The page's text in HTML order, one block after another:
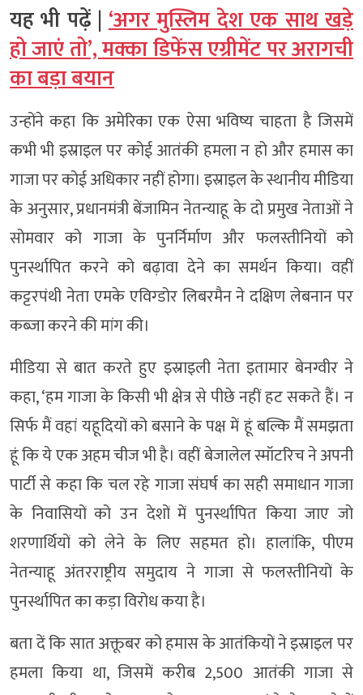
यह भी पढ़ें |‘अगर मुस्लिम देश एक साथ खड़े
हो जाएं तो’, मक्का डिफेंस एग्रीमेंट पर अरागची
का बड़ा बयान
उन्होंने कहा कि अमेरिका एक ऐसा भविष्य चाहता है जिसमें
कभी भी इस्राइल पर कोई आतंकी हमला न हो और हमास का
गाजा पर कोई अधिकार नहीं होगा। इस्राइल के स्थानीय मीडिया
के अनुसार, प्रधानमंत्री बेंजामिन नेतन्याहू के दो प्रमुख नेताओं ने
सोमवार को गाजा के पुनर्निर्माण और फलस्तीनियों को
पुनर्स्थापित करने को बढ़ावा देने का समर्थन किया। वहीं
कट्टरपंथी नेता एमके एविग्डोर लिबरमैन ने दक्षिण लेबनान पर
कब्जा करने की मांग की।
मीडिया से बात करते हुए इस्राइली नेता इतामार बेनग्वीर ने
कहा, ‘हम गाजा के किसी भी क्षेत्र से पीछे नहीं हट सकते हैं। न
सिर्फ मैं वहां यहूदियों को बसाने के पक्ष में हूं बल्कि मैं समझता
हूं कि ये एक अहम चीज भी है। वहीं बेजालेल स्मॉटरिच ने अपनी
पार्टी से कहा कि चल रहे गाजा संघर्ष का सही समाधान गाजा
के निवासियों को उन देशों में पुनर्स्थापित किया जाए जो
शरणार्थियों को लेने के लिए सहमत हो। हालांकि, पीएम
नेतन्याहू अंतरराष्ट्रीय समुदाय ने गाजा से फलस्तीनियों के
पुनर्स्थापित का कड़ा विरोध कया है।
बता दें कि सात अक्तूबर को हमास के आतंकियों ने इस्राइल पर
हमला किया था, जिसमें करीब 2,500 आतंकी गाजा से